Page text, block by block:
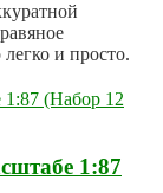
и просто.
1:87